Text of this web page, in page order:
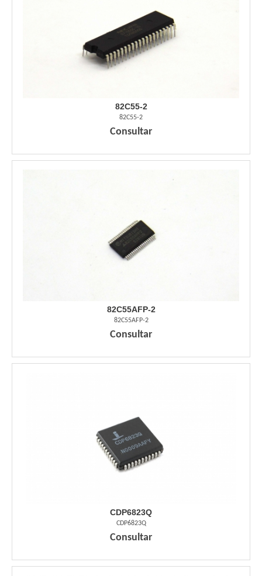
82C55-2
82C55-2
Consultar
82C55AFP-2
82C55AFP-2
Consultar
CDP6823Q
CDP6823Q
Consultar